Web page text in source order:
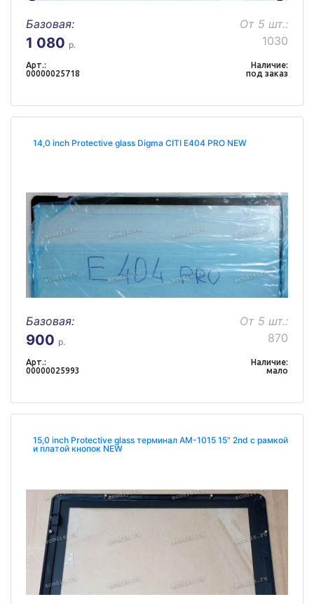
Базовая:
1 080 р.
От 5 шт.:
1030
Арт.:
00000025718
Наличие:
под заказ
14,0 inch Protective glass Digma CITI E404 PRO NEW
Базовая:
900 р.
От 5 шт.:
870
Арт.:
00000025993
Наличие:
мало
15,0 inch Protective glass терминал AM-1015 15" 2nd с рамкой
и платой кнопок NEW